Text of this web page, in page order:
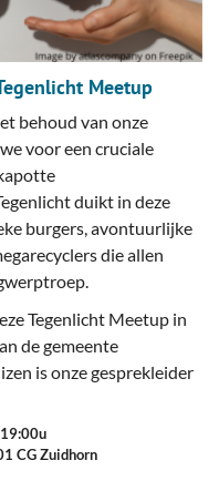
Meetup
behoud van onze
voor een cruciale
duikt in deze
burgers, avontuurlijke
die allen
Tegenlicht Meetup in
de gemeente
is onze gesprekleider
CG Zuidhorn